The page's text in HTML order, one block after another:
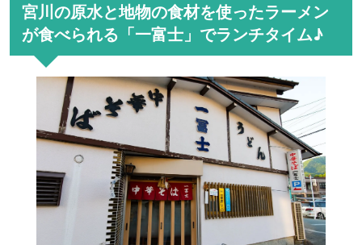
宮川の原水と地物の食材を使ったラーメン
が食べられる「一富士」でランチタイム♪